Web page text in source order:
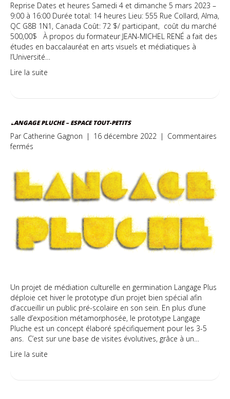
Reprise Dates et heures Samedi 4 et dimanche 5 mars 2023 –
9:00 à 16:00 Durée total: 14 heures Lieu: 555 Rue Collard, Alma,
QC G8B 1N1, Canada Coût: 72 $/ participant, coût du marché
500,00$ À propos du formateur JEAN-MICHEL RENÉ a fait des
études en baccalauréat en arts visuels et médiatiques à
l’Université…
Lire la suite
LANGAGE PLUCHE – ESPACE TOUT-PETITS
Par Catherine Gagnon | 16 décembre 2022 | Commentaires
fermés
Espace
tout-
Un projet de médiation culturelle en germination Langage Plus
déploie cet hiver le prototype d’un projet bien spécial afin
d’accueillir un public pré-scolaire en son sein. En plus d’une
salle d’exposition métamorphosée, le prototype Langage
Pluche est un concept élaboré spécifiquement pour les 3-5
ans. C’est sur une base de visites évolutives, grâce à un…
Lire la suite